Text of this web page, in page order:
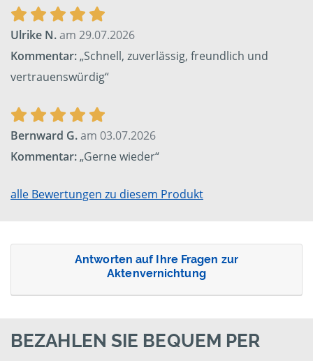
Ulrike N.am 29.07.2026
Kommentar:„Schnell, zuverlässig, freundlich und
vertrauenswürdig“
Bernward G.am 03.07.2026
Kommentar:„Gerne wieder“
alle Bewertungen zu diesem Produkt
Antworten auf Ihre Fragen zur
Aktenvernichtung
BEZAHLEN SIE BEQUEM PER